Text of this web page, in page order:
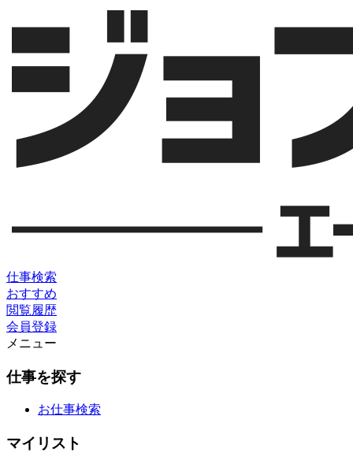
仕事検索
おすすめ
閲覧履歴
会員登録
メニュー
仕事を探す
お仕事検索
マイリスト